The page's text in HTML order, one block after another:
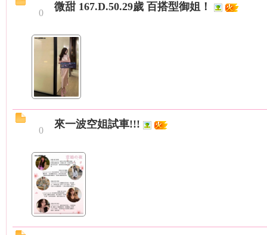
0
微甜 167.D.50.29歲 百搭型御姐！
0
來一波空姐試車!!!